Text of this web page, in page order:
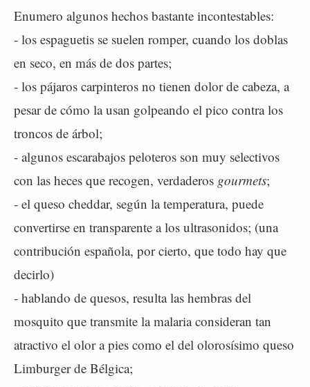
Enumero algunos hechos bastante incontestables:
- los espaguetis se suelen romper, cuando los doblas
en seco, en más de dos partes;
- los pájaros carpinteros no tienen dolor de cabeza, a
pesar de cómo la usan golpeando el pico contra los
troncos de árbol;
- algunos escarabajos peloteros son muy selectivos
con las heces que recogen, verdaderos gourmets;
- el queso cheddar, según la temperatura, puede
convertirse en transparente a los ultrasonidos; (una
contribución española, por cierto, que todo hay que
decirlo)
- hablando de quesos, resulta las hembras del
mosquito que transmite la malaria consideran tan
atractivo el olor a pies como el del olorosísimo queso
Limburger de Bélgica;